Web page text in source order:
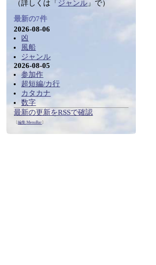
（詳しくは「 ジャンル 」で）
最新の7件
2026-08-06
凶
風船
ジャンル
2026-08-05
参加作
超短編/カ行
カタカナ
数字
最新の更新をRSSで確認
〔編集:MenuBar〕